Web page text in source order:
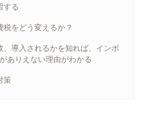
する
をどう変えるか？
導入されるかを知れば、インボ
ありえない理由がわかる
策